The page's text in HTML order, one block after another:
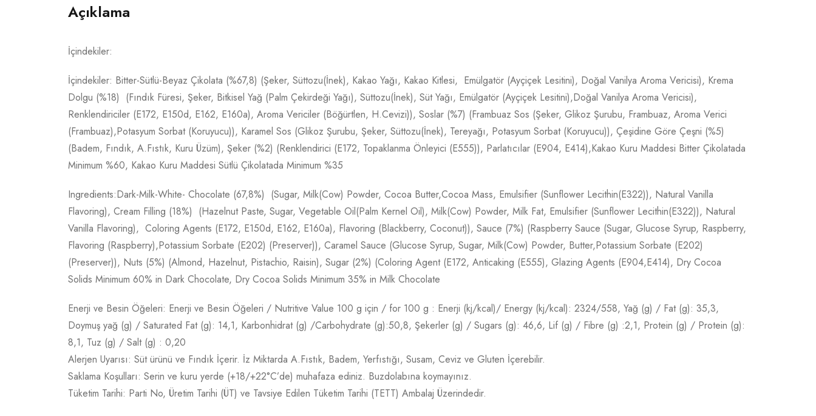
Açıklama
İçindekiler:
İçindekiler: Bitter-Sütlü-Beyaz Çikolata (%67,8) (Şeker, Süttozu(İnek), Kakao Yağı, Kakao Kitlesi, Emülgatör (Ayçiçek Lesitini), Doğal Vanilya Aroma Vericisi), Krema
Dolgu (%18) (Fındık Füresi, Şeker, Bitkisel Yağ (Palm Çekirdeği Yağı), Süttozu(İnek), Süt Yağı, Emülgatör (Ayçiçek Lesitini),Doğal Vanilya Aroma Vericisi),
Renklendiriciler (E172, E150d, E162, E160a), Aroma Vericiler (Böğürtlen, H.Cevizi)), Soslar (%7) (Frambuaz Sos (Şeker, Glikoz Şurubu, Frambuaz, Aroma Verici
(Frambuaz),Potasyum Sorbat (Koruyucu)), Karamel Sos (Glikoz Şurubu, Şeker, Süttozu(İnek), Tereyağı, Potasyum Sorbat (Koruyucu)), Çeşidine Göre Çeşni (%5)
(Badem, Fındık, A.Fıstık, Kuru Üzüm), Şeker (%2) (Renklendirici (E172, Topaklanma Önleyici (E555)), Parlatıcılar (E904, E414),Kakao Kuru Maddesi Bitter Çikolatada
Minimum %60, Kakao Kuru Maddesi Sütlü Çikolatada Minimum %35
Ingredients:Dark-Milk-White- Chocolate (67,8%) (Sugar, Milk(Cow) Powder, Cocoa Butter,Cocoa Mass, Emulsifier (Sunflower Lecithin(E322)), Natural Vanilla
Flavoring), Cream Filling (18%) (Hazelnut Paste, Sugar, Vegetable Oil(Palm Kernel Oil), Milk(Cow) Powder, Milk Fat, Emulsifier (Sunflower Lecithin(E322)), Natural
Vanilla Flavoring), Coloring Agents (E172, E150d, E162, E160a), Flavoring (Blackberry, Coconut)), Sauce (7%) (Raspberry Sauce (Sugar, Glucose Syrup, Raspberry,
Flavoring (Raspberry),Potassium Sorbate (E202) (Preserver)), Caramel Sauce (Glucose Syrup, Sugar, Milk(Cow) Powder, Butter,Potassium Sorbate (E202)
(Preserver)), Nuts (5%) (Almond, Hazelnut, Pistachio, Raisin), Sugar (2%) (Coloring Agent (E172, Anticaking (E555), Glazing Agents (E904,E414), Dry Cocoa
Solids Minimum 60% in Dark Chocolate, Dry Cocoa Solids Minimum 35% in Milk Chocolate
Enerji ve Besin Öğeleri: Enerji ve Besin Öğeleri / Nutritive Value 100 g için / for 100 g : Enerji (kj/kcal)/ Energy (kj/kcal): 2324/558, Yağ (g) / Fat (g): 35,3,
Doymuş yağ (g) / Saturated Fat (g): 14,1, Karbonhidrat (g) /Carbohydrate (g):50,8, Şekerler (g) / Sugars (g): 46,6, Lif (g) / Fibre (g) :2,1, Protein (g) / Protein (g):
8,1, Tuz (g) / Salt (g) : 0,20
Alerjen Uyarısı: Süt ürünü ve Fındık İçerir. İz Miktarda A.Fıstık, Badem, Yerfıstığı, Susam, Ceviz ve Gluten İçerebilir.
Saklama Koşulları: Serin ve kuru yerde (+18/+22°C’de) muhafaza ediniz. Buzdolabına koymayınız.
Tüketim Tarihi: Parti No, Üretim Tarihi (ÜT) ve Tavsiye Edilen Tüketim Tarihi (TETT) Ambalaj Üzerindedir.